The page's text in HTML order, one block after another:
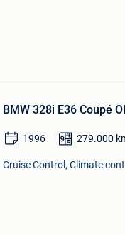
BMW 328i E36 Coupé
1996 279.000
Cruise Control, Climate